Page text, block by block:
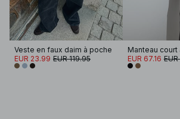
Veste en faux daim à poche
EUR 23.99 EUR 119.95
EUR 67.16